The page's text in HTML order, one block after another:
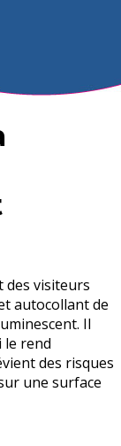
des visiteurs
autocollant de
Il
le rend
des risques
une surface